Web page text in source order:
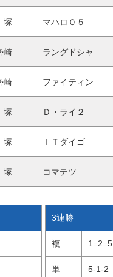
マハロ０５
崎 ラングドシャ
崎 ファイティン
Ｄ・ライ２
ＩＴダイゴ
コマテツ
3連勝
複 1=2=5
単 5-1-2